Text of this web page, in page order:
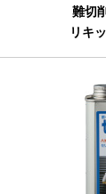
難切
リキ